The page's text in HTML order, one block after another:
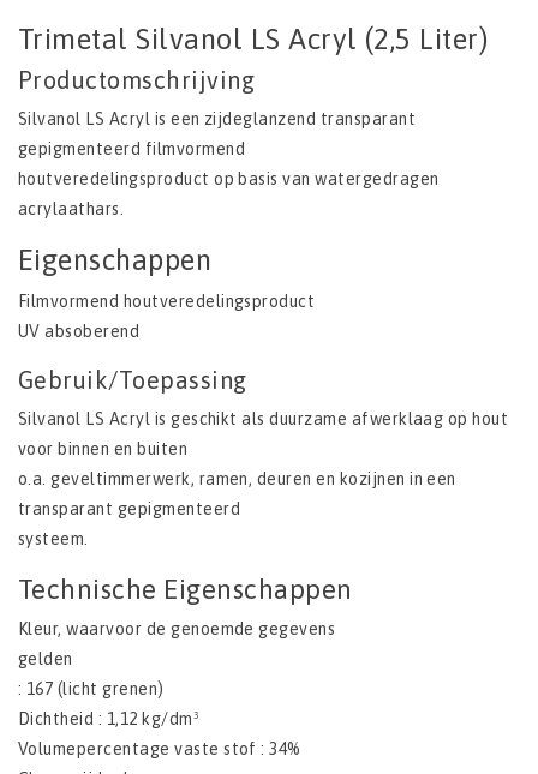
Trimetal Silvanol LS Acryl (2,5 Liter)
Productomschrijving
Silvanol LS Acryl is een zijdeglanzend transparant
gepigmenteerd filmvormend
houtveredelingsproduct op basis van watergedragen
acrylaathars.
Eigenschappen
Filmvormend houtveredelingsproduct
UV absoberend
Gebruik/Toepassing
Silvanol LS Acryl is geschikt als duurzame afwerklaag op hout
voor binnen en buiten
o.a. geveltimmerwerk, ramen, deuren en kozijnen in een
transparant gepigmenteerd
systeem.
Technische Eigenschappen
Kleur, waarvoor de genoemde gegevens
gelden
: 167 (licht grenen)
Dichtheid : 1,12 kg/dm³
Volumepercentage vaste stof : 34%